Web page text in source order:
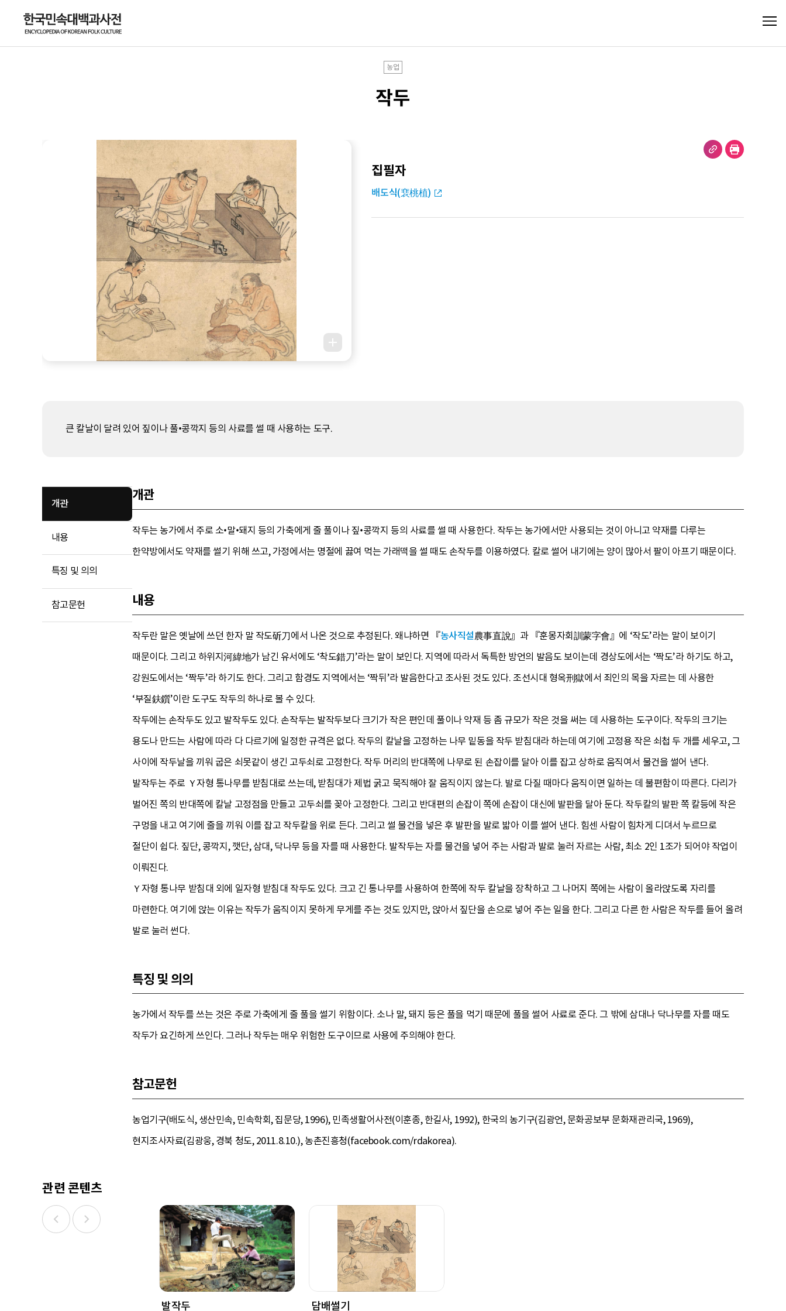
농업
작두
집필자
배도식(裵桃植)
큰 칼날이 달려 있어 짚이나 풀•콩깍지 등의 사료를 썰 때 사용하는 도구.
개관
내용
특징 및 의의
참고문헌
개관
작두는 농가에서 주로 소•말•돼지 등의 가축에게 줄 풀이나 짚•콩깍지 등의 사료를 썰 때 사용한다. 작두는 농가에서만 사용되는 것이 아니고 약재를 다루는
한약방에서도 약재를 썰기 위해 쓰고, 가정에서는 명절에 끓여 먹는 가래떡을 썰 때도 손작두를 이용하였다. 칼로 썰어 내기에는 양이 많아서 팔이 아프기 때문이다.
내용
작두란 말은 옛날에 쓰던 한자 말 작도斫刀에서 나온 것으로 추정된다. 왜냐하면 『농사직설農事直說』과 『훈몽자회訓蒙字會』에 ‘작도’라는 말이 보이기
때문이다. 그리고 하위지河緯地가 남긴 유서에도 ‘착도錯刀’라는 말이 보인다. 지역에 따라서 독특한 방언의 발음도 보이는데 경상도에서는 ‘짝도’라 하기도 하고,
강원도에서는 ‘짝두’라 하기도 한다. 그리고 함경도 지역에서는 ‘짝뒤’라 발음한다고 조사된 것도 있다. 조선시대 형옥刑獄에서 죄인의 목을 자르는 데 사용한
‘부질鈇鑕’이란 도구도 작두의 하나로 볼 수 있다.
작두에는 손작두도 있고 발작두도 있다. 손작두는 발작두보다 크기가 작은 편인데 풀이나 약재 등 좀 규모가 작은 것을 써는 데 사용하는 도구이다. 작두의 크기는
용도나 만드는 사람에 따라 다 다르기에 일정한 규격은 없다. 작두의 칼날을 고정하는 나무 밑동을 작두 받침대라 하는데 여기에 고정용 작은 쇠첩 두 개를 세우고, 그
사이에 작두날을 끼워 굽은 쇠못같이 생긴 고두쇠로 고정한다. 작두 머리의 반대쪽에 나무로 된 손잡이를 달아 이를 잡고 상하로 움직여서 물건을 썰어 낸다.
발작두는 주로 Ｙ자형 통나무를 받침대로 쓰는데, 받침대가 제법 굵고 묵직해야 잘 움직이지 않는다. 발로 다질 때마다 움직이면 일하는 데 불편함이 따른다. 다리가
벌어진 쪽의 반대쪽에 칼날 고정점을 만들고 고두쇠를 꽂아 고정한다. 그리고 반대편의 손잡이 쪽에 손잡이 대신에 발판을 달아 둔다. 작두칼의 발판 쪽 칼등에 작은
구멍을 내고 여기에 줄을 끼워 이를 잡고 작두칼을 위로 든다. 그리고 썰 물건을 넣은 후 발판을 발로 밟아 이를 썰어 낸다. 힘센 사람이 힘차게 디뎌서 누르므로
절단이 쉽다. 짚단, 콩깍지, 깻단, 삼대, 닥나무 등을 자를 때 사용한다. 발작두는 자를 물건을 넣어 주는 사람과 발로 눌러 자르는 사람, 최소 2인 1조가 되어야 작업이
이뤄진다.
Ｙ자형 통나무 받침대 외에 일자형 받침대 작두도 있다. 크고 긴 통나무를 사용하여 한쪽에 작두 칼날을 장착하고 그 나머지 쪽에는 사람이 올라앉도록 자리를
마련한다. 여기에 앉는 이유는 작두가 움직이지 못하게 무게를 주는 것도 있지만, 앉아서 짚단을 손으로 넣어 주는 일을 한다. 그리고 다른 한 사람은 작두를 들어 올려
발로 눌러 썬다.
특징 및 의의
농가에서 작두를 쓰는 것은 주로 가축에게 줄 풀을 썰기 위함이다. 소나 말, 돼지 등은 풀을 먹기 때문에 풀을 썰어 사료로 준다. 그 밖에 삼대나 닥나무를 자를 때도
작두가 요긴하게 쓰인다. 그러나 작두는 매우 위험한 도구이므로 사용에 주의해야 한다.
참고문헌
농업기구(배도식, 생산민속, 민속학회, 집문당, 1996), 민족생활어사전(이훈종, 한길사, 1992), 한국의 농기구(김광언, 문화공보부 문화재관리국, 1969),
현지조사자료(김광웅, 경북 청도, 2011.8.10.), 농촌진흥청(facebook.com/rdakorea).
관련 콘텐츠
발작두 담배썰기